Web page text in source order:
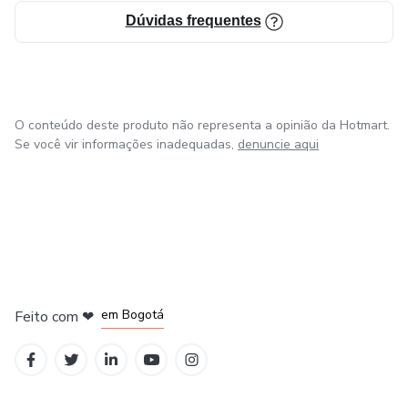
Dúvidas frequentes
O conteúdo deste produto não representa a opinião da Hotmart.
Se você vir informações inadequadas, denuncie aqui
Feito com ❤ em Bogotá